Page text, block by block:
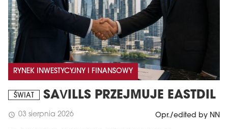
RYNEK INWESTYCYJNY I FINANSOWY
ŚWIAT SAVILLS PRZEJMUJE EASTDIL
schedule 03 sierpnia 2026 Opr./edited by NN